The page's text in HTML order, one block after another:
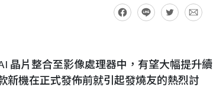
晶片整合至影像處理器中，有望大幅提升續
新機在正式發佈前就引起發燒友的熱烈討